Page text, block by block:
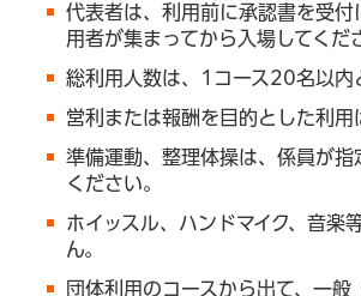
代表者は、利用前に承認書を受付
用者が集まってから入場してくだ
総利用人数は、1コース20名以内
営利または報酬を目的とした利用
準備運動、整理体操は、係員が指
ください。
ホイッスル、ハンドマイク、音楽
ん。
団体利用のコースから出て、一般